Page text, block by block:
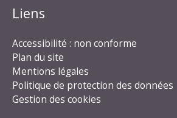
Liens
Accessibilité : non conforme
Plan du site
Mentions légales
Politique de protection des données
Gestion des cookies